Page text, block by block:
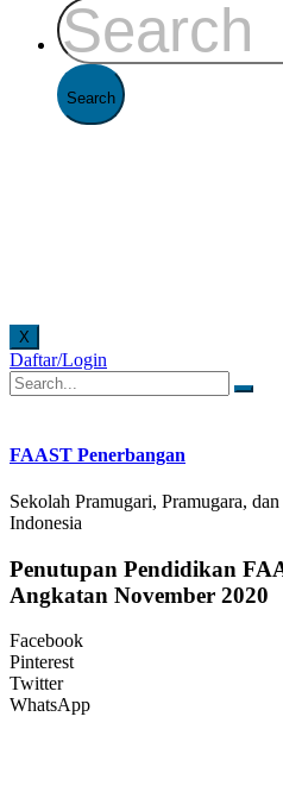
X
Daftar/Login
FAAST Penerbangan
Sekolah Pramugari, Pramugara,
Indonesia
Penutupan Pendidikan
Angkatan November 2020
Facebook
Pinterest
Twitter
WhatsApp